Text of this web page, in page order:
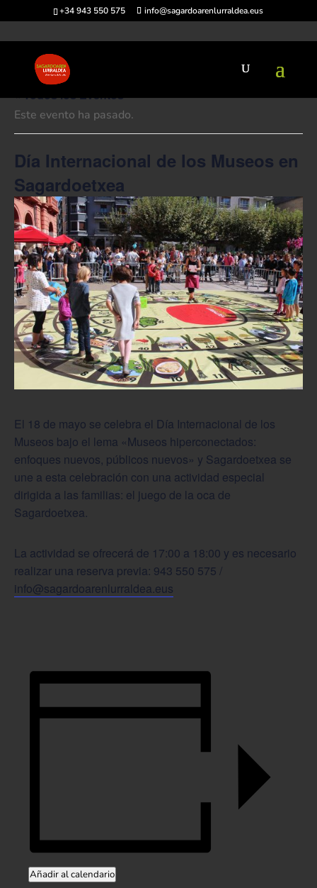
+34 943 550 575 info@sagardoarenlurraldea.eus
« Todos los Eventos
Este evento ha pasado.
Día Internacional de los Museos en
Sagardoetxea
El 18 de mayo se celebra el Día Internacional de los
Museos bajo el lema «Museos hiperconectados:
enfoques nuevos, públicos nuevos» y Sagardoetxea se
une a esta celebración con una actividad especial
dirigida a las familias: el juego de la oca de
Sagardoetxea.
La actividad se ofrecerá de 17:00 a 18:00 y es necesario
realizar una reserva previa: 943 550 575 /
info@sagardoarenlurraldea.eus
Añadir al calendario